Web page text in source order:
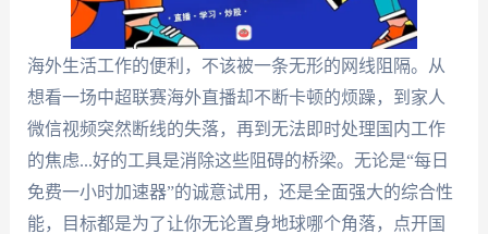
海外生活工作的便利，不该被一条无形的网线阻隔。从
想看一场中超联赛海外直播却不断卡顿的烦躁，到家人
微信视频突然断线的失落，再到无法即时处理国内工作
的焦虑...好的工具是消除这些阻碍的桥梁。无论是“每日
免费一小时加速器”的诚意试用，还是全面强大的综合性
能，目标都是为了让你无论置身地球哪个角落，点开国